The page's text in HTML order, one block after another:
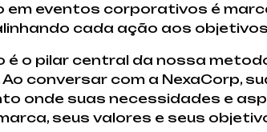
em eventos corporativos é
cada ação aos
é o pilar central da nossa
conversar com a NexaCorp,
onde suas necessidades e
seus valores e seus